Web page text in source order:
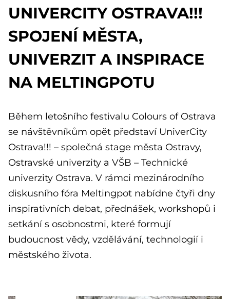
UNIVERCITY OSTRAVA!!!
SPOJENÍ MĚSTA,
UNIVERZIT A INSPIRACE
NA MELTINGPOTU
Během letošního festivalu Colours of Ostrava
se návštěvníkům opět představí UniverCity
Ostrava!!! – společná stage města Ostravy,
Ostravské univerzity a VŠB – Technické
univerzity Ostrava. V rámci mezinárodního
diskusního fóra Meltingpot nabídne čtyři dny
inspirativních debat, přednášek, workshopů i
setkání s osobnostmi, které formují
budoucnost vědy, vzdělávání, technologií i
městského života.